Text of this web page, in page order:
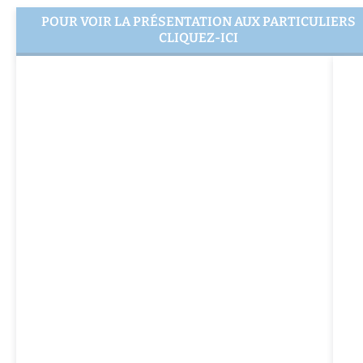
POUR VOIR LA PRÉSENTATION AUX PARTICULIERS
CLIQUEZ-ICI